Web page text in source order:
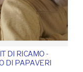
DI RICAMO -
DI PAPAVERI